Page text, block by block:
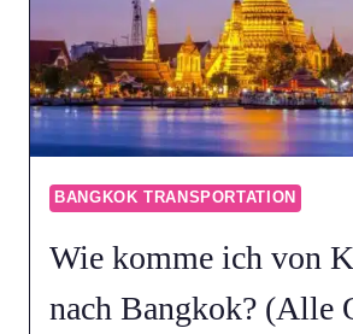
BANGKOK?
(ALLE
OPTIONEN
2026)
BANGKOK TRANSPORTATION
Wie komme ich von
nach Bangkok? (Alle